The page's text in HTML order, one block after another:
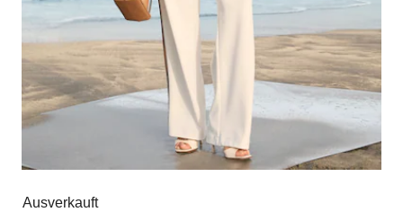
Ausverkauft